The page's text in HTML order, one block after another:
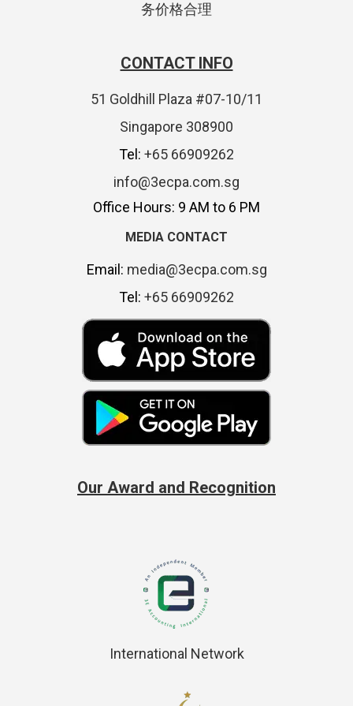
务价格合理
CONTACT INFO
51 Goldhill Plaza #07-10/11
Singapore 308900
Tel: +65 66909262
info@3ecpa.com.sg
Office Hours: 9 AM to 6 PM
MEDIA CONTACT
Email: media@3ecpa.com.sg
Tel: +65 66909262
Our Award and Recognition
International Network